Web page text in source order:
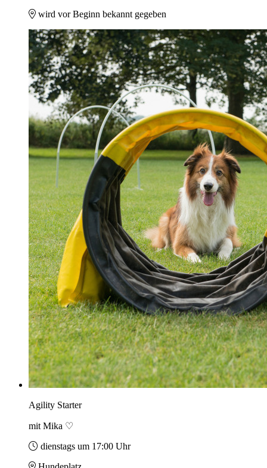
wird vor Beginn bekannt gegeben
Agility Starter
mit Mika ♡
dienstags um 17:00 Uhr